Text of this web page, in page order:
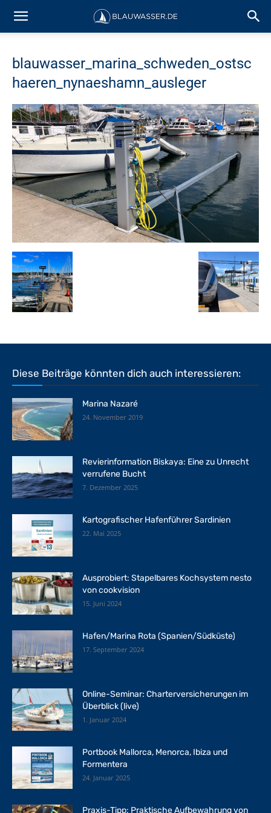
blauwasser_marina_schweden_ostsc
haeren_nynaeshamn_ausleger
Diese Beiträge könnten dich auch interessieren:
Marina Nazaré
24. November 2019
Revierinformation Biskaya: Eine zu Unrecht
verrufene Bucht
7. Dezember 2025
Kartografischer Hafenführer Sardinien
22. Mai 2025
Ausprobiert: Stapelbares Kochsystem nesto
von cookvision
15. Juni 2024
Hafen/Marina Rota (Spanien/Südküste)
17. September 2024
Online-Seminar: Charterversicherungen im
Überblick (live)
1. Januar 2024
Portbook Mallorca, Menorca, Ibiza und
Formentera
24. Januar 2025
Praxis-Tipp: Praktische Aufbewahrung von